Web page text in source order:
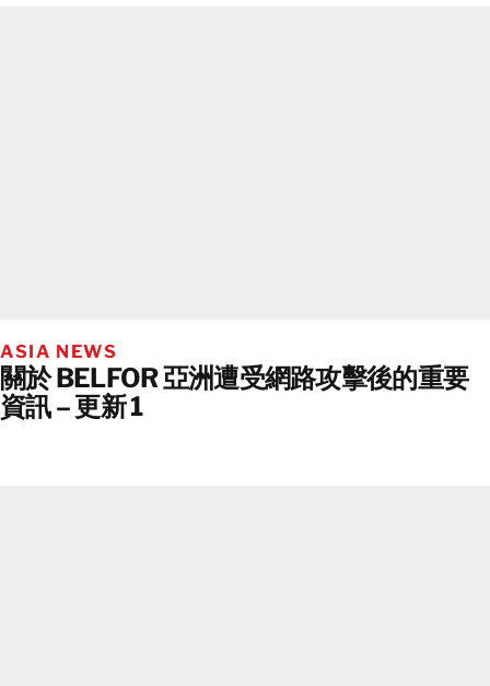
ASIA NEWS
關於 BELFOR 亞洲遭受網路攻擊後的重要
資訊 – 更新 1